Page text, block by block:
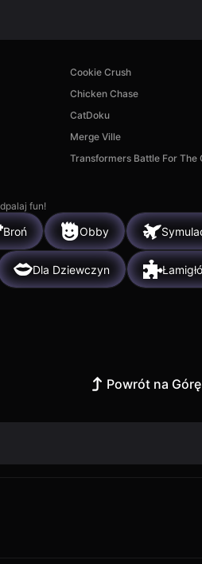
Cookie Crush
Chicken Chase
CatDoku
Merge Ville
Transformers Battle For The
fun!
Broń Obby
Dla Dziewczyn
Powrót na Górę